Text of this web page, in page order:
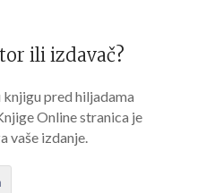
ili izdavač?
pred hiljadama
Online stranica je
vaše izdanje.